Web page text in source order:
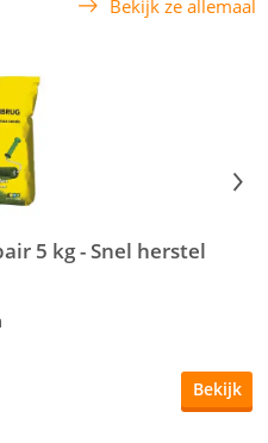
Bekijk ze allemaal
5 kg - Snel herstel
Bekijk